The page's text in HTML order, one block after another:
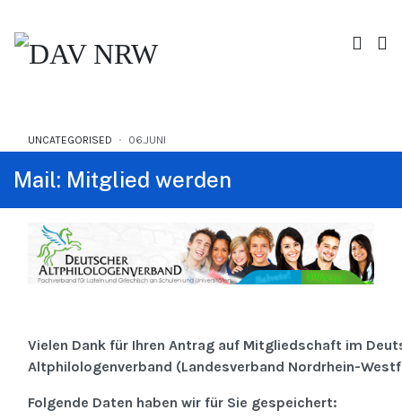
UNCATEGORISED 06.JUNI
Mail: Mitglied werden
Vielen Dank für Ihren Antrag auf Mitgliedschaft im
Altphilologenverband (Landesverband Nordrhein-
Folgende Daten haben wir für Sie gespeichert: